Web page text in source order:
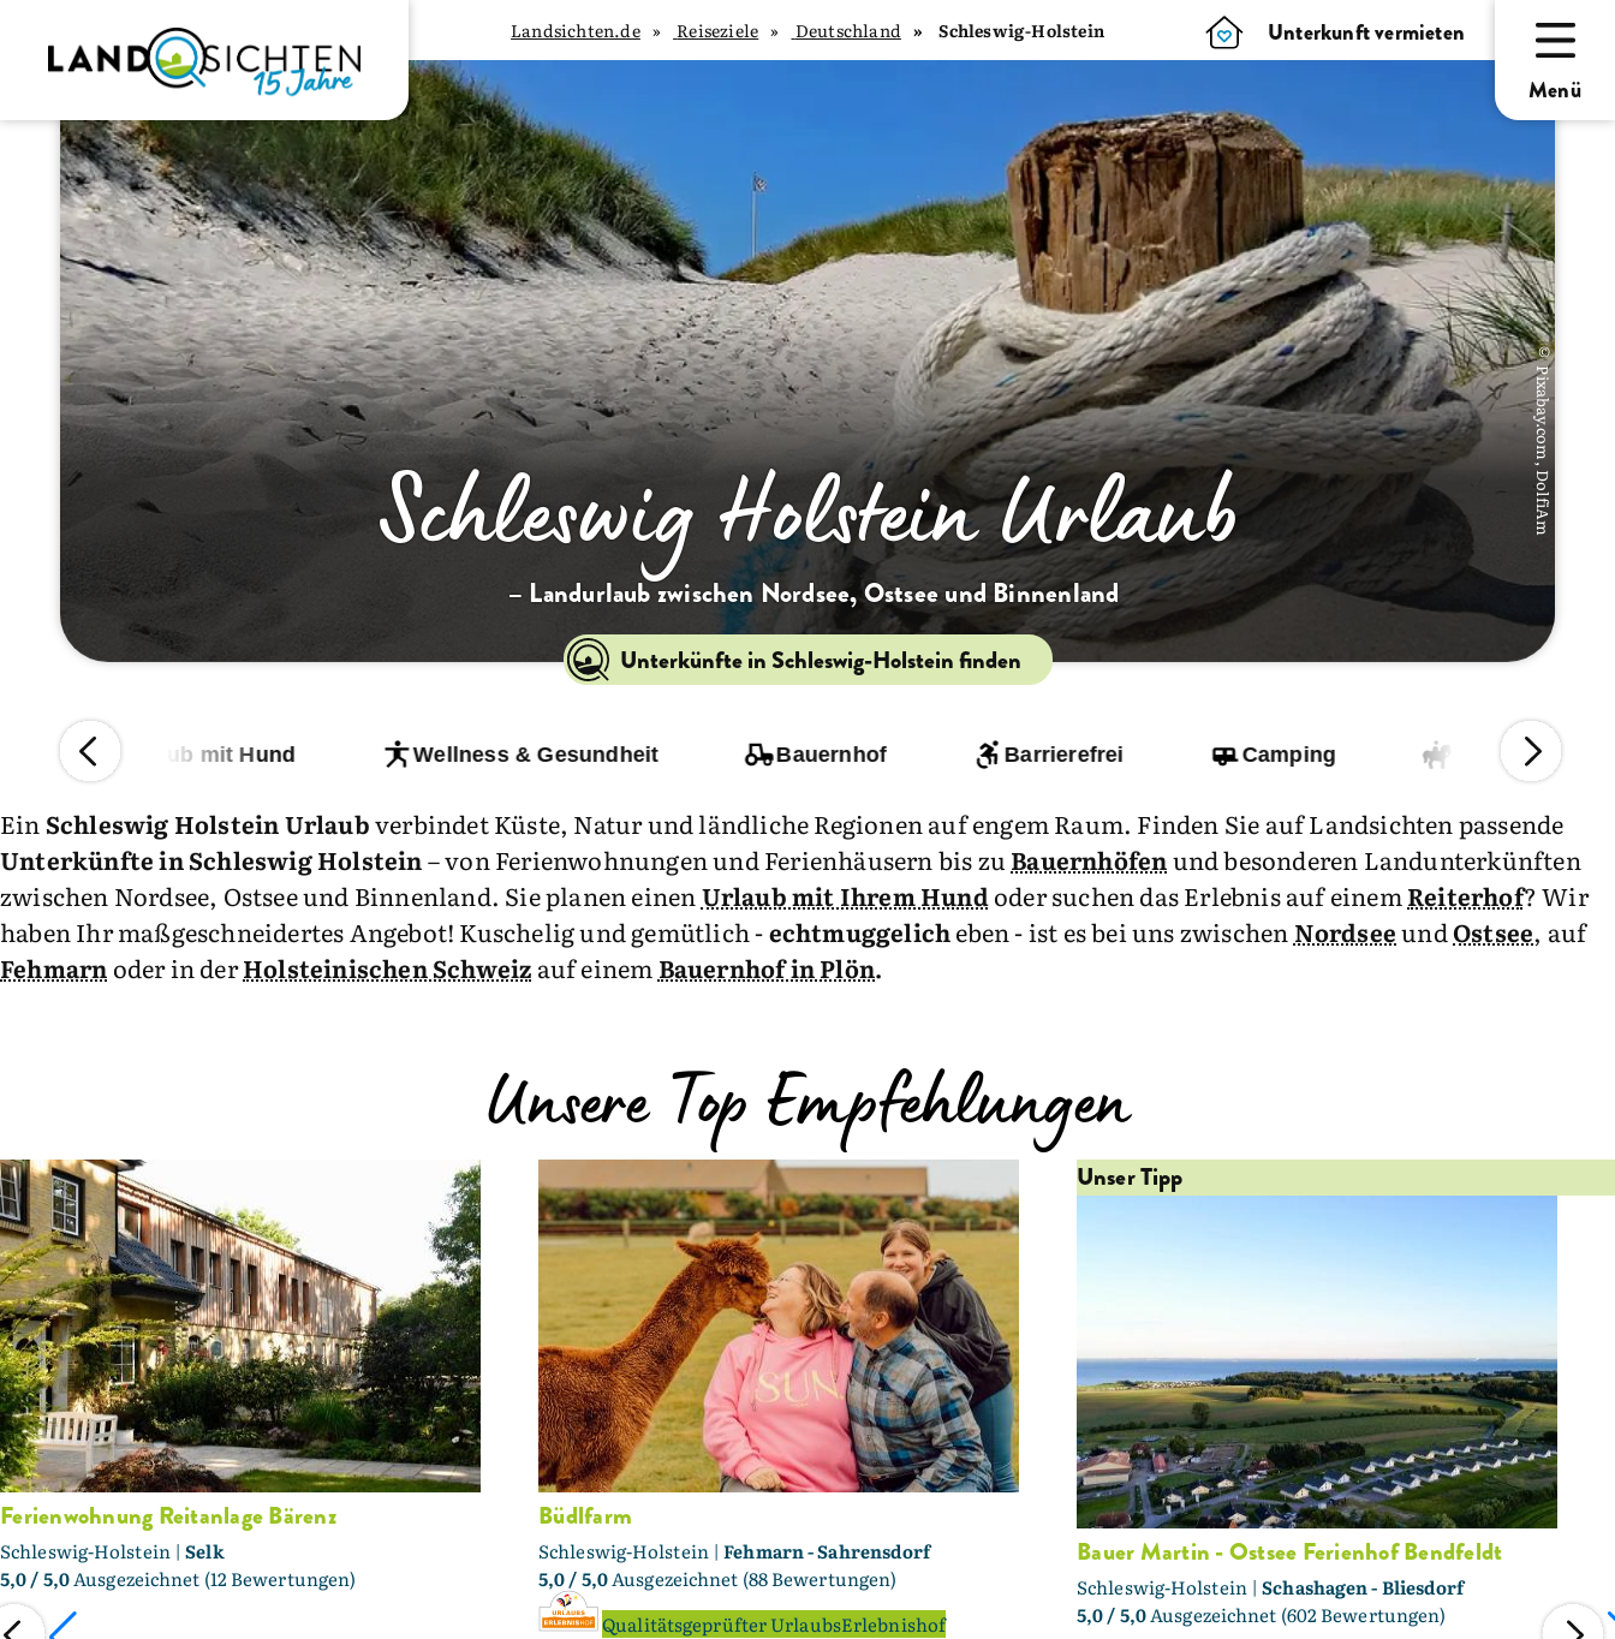
Schleswig-Holstein
Deutschland
Reiseziele
Landsichten.de
Unterkunft vermieten
Menü
© Pixabay.com, DolfiAm
Schleswig Holstein Urlaub
– Landurlaub zwischen Nordsee, Ostsee und Binnenland
Unterkünfte in Schleswig-Holstein finden
Urlaub mit Hund Wellness & Gesundheit Bauernhof Barrierefrei Camping Reiterhof
EinSchleswig Holstein Urlaubverbindet Küste, Natur und ländliche Regionen auf engem Raum. Finden Sie auf Landsichten passende
Unterkünfte in Schleswig Holstein– von Ferienwohnungen und Ferienhäusern bis zu Bauernhöfenund besonderen Landunterkünften
zwischen Nordsee, Ostsee und Binnenland. Sie planen einenUrlaub mit Ihrem Hundoder suchen das Erlebnis auf einemReiterhof? Wir
haben Ihr maßgeschneidertes Angebot! Kuschelig und gemütlich -echtmuggelicheben - ist es bei uns zwischen NordseeundOstsee, auf
Fehmarn oder in derHolsteinischen Schweiz auf einem Bauernhof in Plön.
Unsere Top Empfehlungen
Ferienwohnung Reitanlage Bärenz
Schleswig-Holstein |Selk
5,0/ 5,0Ausgezeichnet (12 Bewertungen)
Büdlfarm
Schleswig-Holstein |Fehmarn - Sahrensdorf
5,0/ 5,0Ausgezeichnet (88 Bewertungen)
Qualitätsgeprüfter UrlaubsErlebnishof
Unser Tipp
Bauer Martin - Ostsee Ferienhof Bendfeldt
Schleswig-Holstein |Schashagen - Bliesdorf
5,0/ 5,0Ausgezeichnet (602 Bewertungen)